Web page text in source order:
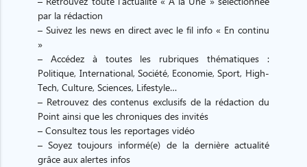
par la rédaction
– Suivez les news en direct avec le fil info « En continu
»
– Accédez à toutes les rubriques thématiques :
Politique, International, Société, Economie, Sport, High-
Tech, Culture, Sciences, Lifestyle…
– Retrouvez des contenus exclusifs de la rédaction du
Point ainsi que les chroniques des invités
– Consultez tous les reportages vidéo
– Soyez toujours informé(e) de la dernière actualité
grâce aux alertes infos